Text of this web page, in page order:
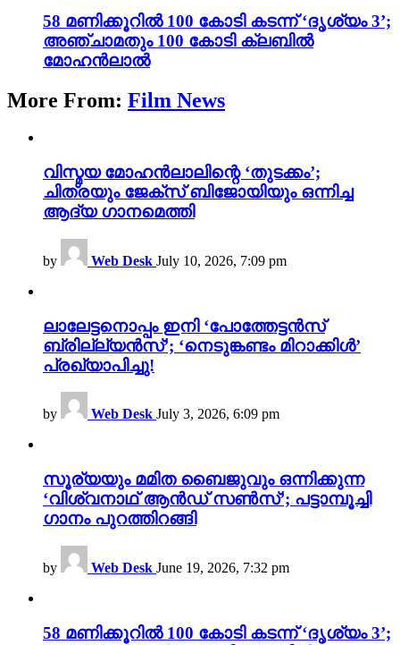
58 മണിക്കൂറിൽ 100 കോടി കടന്ന് ‘ദൃശ്യം 3’;
അഞ്ചാമതും 100 കോടി ക്ലബിൽ
മോഹൻലാൽ
More From: Film News
വിസ്മയ മോഹൻലാലിന്റെ ‘തുടക്കം’;
ചിത്രയും ജേക്സ് ബിജോയിയും ഒന്നിച്ച
ആദ്യ ഗാനമെത്തി
by Web Desk July 10, 2026, 7:09 pm
ലാലേട്ടനൊപ്പം ഇനി ‘പോത്തേട്ടൻസ്
ബ്രില്ല്യൻസ്’; ‘നെടുങ്കണ്ടം മിറാക്കിൾ’
പ്രഖ്യാപിച്ചു!
by Web Desk July 3, 2026, 6:09 pm
സൂര്യയും മമിത ബൈജുവും ഒന്നിക്കുന്ന
‘വിശ്വനാഥ് ആൻഡ് സൺസ്’; പട്ടാമ്പൂച്ചി
ഗാനം പുറത്തിറങ്ങി
by Web Desk June 19, 2026, 7:32 pm
58 മണിക്കൂറിൽ 100 കോടി കടന്ന് ‘ദൃശ്യം 3’;